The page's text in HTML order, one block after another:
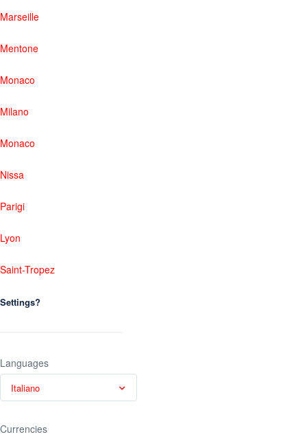
Marseille
Mentone
Monaco
Milano
Monaco
Nissa
Parigi
Lyon
Saint-Tropez
Settings?
Languages
Italiano
Currencies